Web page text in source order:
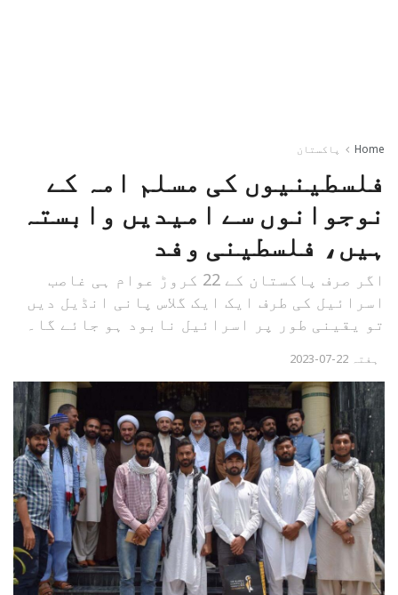
Home پاکستان
فلسطینیوں کی مسلم امہ کے
نوجوانوں سے امیدیں وابستہ
ہیں، فلسطینی وفد
اگر صرف پاکستان کے 22 کروڑ عوام ہی غاصب
اسرائیل کی طرف ایک ایک گلاس پانی انڈیل دیں
تو یقینی طور پر اسرائیل نابود ہو جائے گا۔
ہفتہ 22-07-2023